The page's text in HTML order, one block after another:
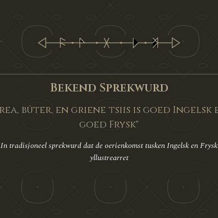
Bekend Sprekwurd
bûter, en griene tsiis is goed Ingelsk
goed Frysk"
In tradisjoneel sprekwurd dat de oerienkomst tusken Ingelsk en Frysk
yllustrearret